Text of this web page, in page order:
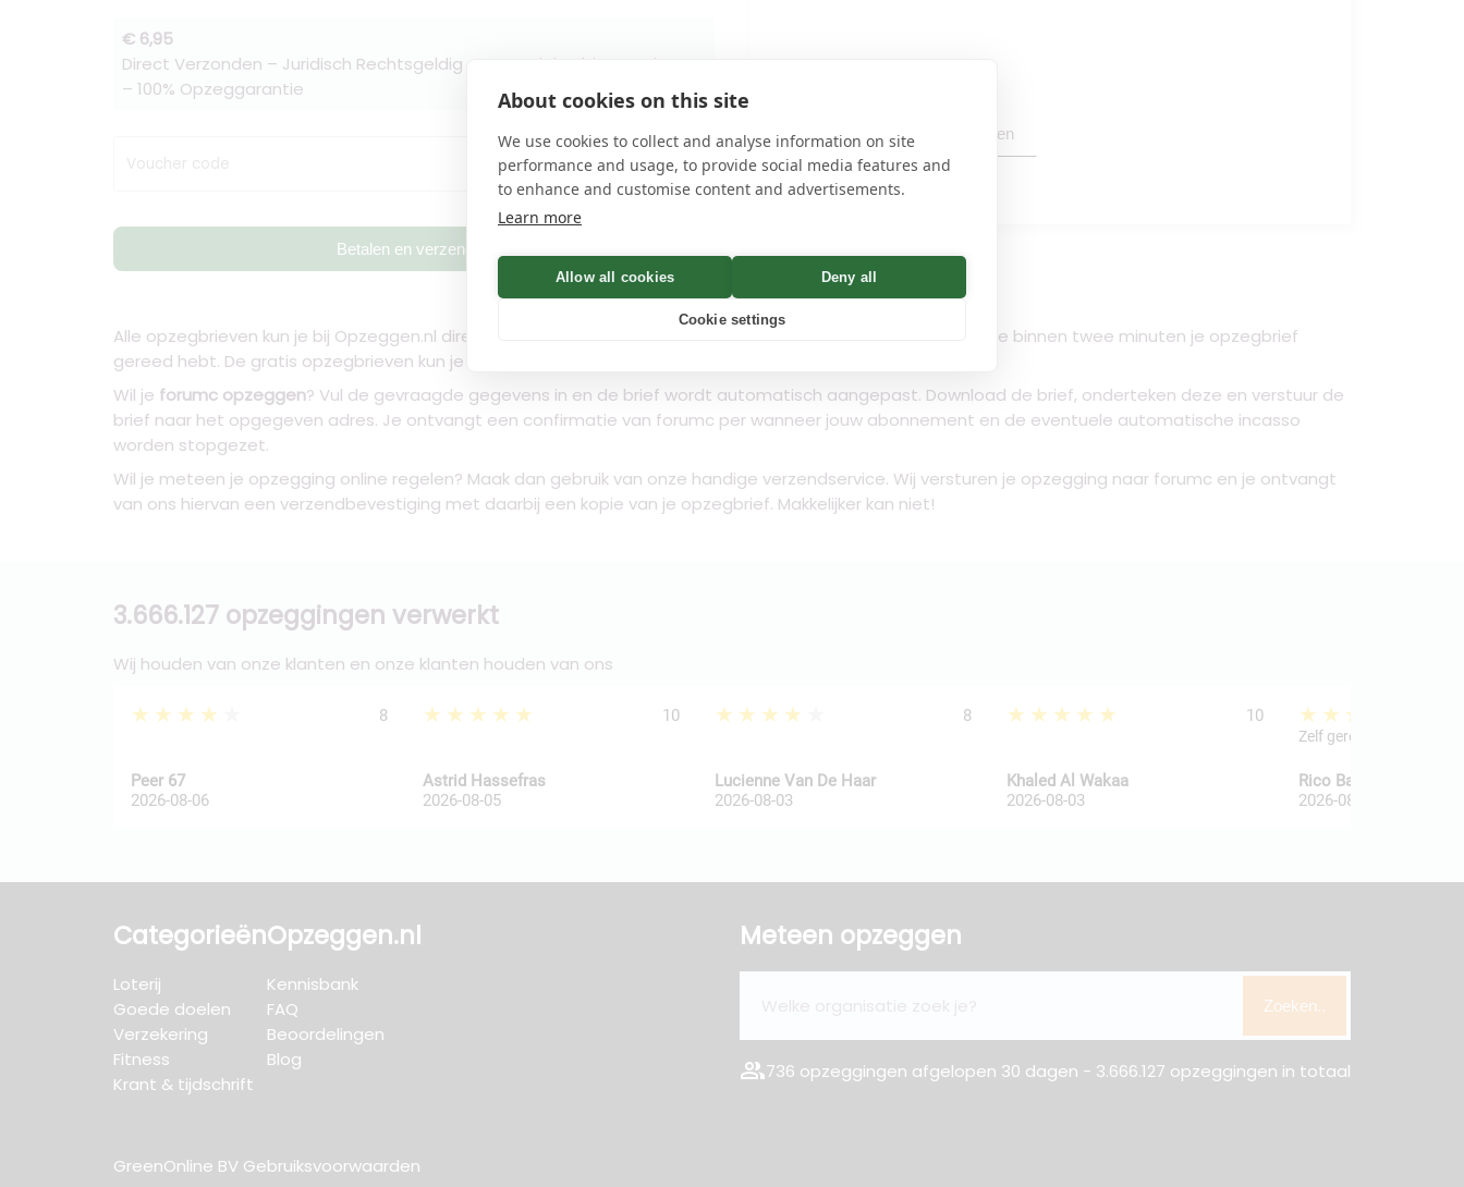
About cookies on this site
We use cookies to collect and analyse information on site
performance and usage, to provide social media features and
to enhance and customise content and advertisements.
Learn more
Allow all cookies Deny all
Cookie settings
€ 6,95
Direct Verzonden – Juridisch Rechtsgeldig – Bevestiging binnen Minuten
– 100% Opzeggarantie
Voucher code Controleren
Betalen en verzenden
editHandtekening toevoegen
Alle opzegbrieven kun je bij Opzeggen.nl direct gratis downloaden. Je hoeft je niet eens te registeren, zodat je binnen twee minuten je opzegbrief
gereed hebt. De gratis opzegbrieven kun je zelf versturen. Zo eenvoudig werkt Opzeggen.nl.
Wil je forumc opzeggen? Vul de gevraagde gegevens in en de brief wordt automatisch aangepast. Download de brief, onderteken deze en verstuur de
brief naar het opgegeven adres. Je ontvangt een confirmatie van forumc per wanneer jouw abonnement en de eventuele automatische incasso
worden stopgezet.
Wil je meteen je opzegging online regelen? Maak dan gebruik van onze handige verzendservice. Wij versturen je opzegging naar forumc en je ontvangt
van ons hiervan een verzendbevestiging met daarbij een kopie van je opzegbrief. Makkelijker kan niet!
3.666.127 opzeggingen verwerkt
Wij houden van onze klanten en onze klanten houden van ons
★★★★★ 8
Peer 67
2026-08-06
★★★★★ 10
Astrid Hassefras
2026-08-05
★★★★★ 8
Lucienne Van De Haar
2026-08-03
★★★★★ 10
Khaled Al Wakaa
2026-08-03
★★★★★
Zelf geregeld
Rico Ballegooij van
2026-08-03
Categorieën
Loterij
Goede doelen
Verzekering
Fitness
Krant & tijdschrift
Opzeggen.nl
Kennisbank
FAQ
Beoordelingen
Blog
Meteen opzeggen
Zoeken..
group736 opzeggingen afgelopen 30 dagen - 3.666.127 opzeggingen in totaal
GreenOnline BV Gebruiksvoorwaarden